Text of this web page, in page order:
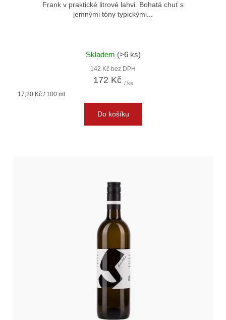
Frank v praktické litrové lahvi. Bohatá chuť s
jemnými tóny typickými...
Skladem (>6 ks)
142 Kč bez DPH
172 Kč / ks
Měrná
17,20 Kč / 100 ml
Do košíku